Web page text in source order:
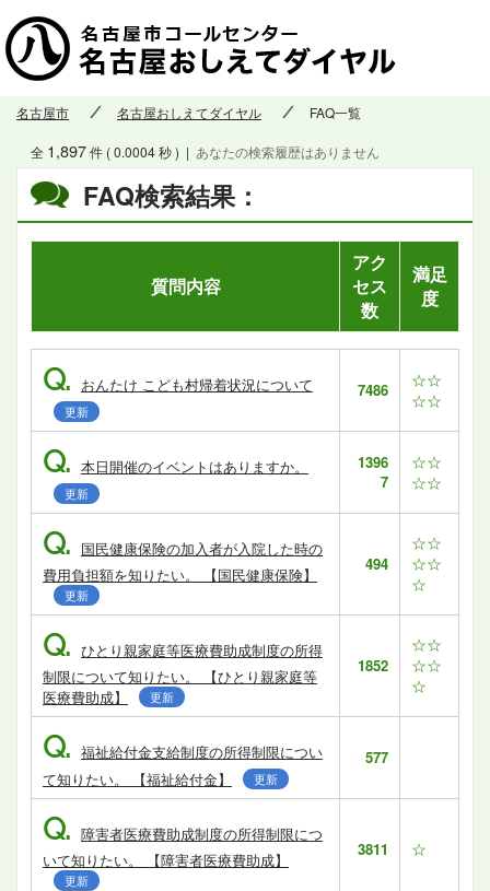
名古屋市 名古屋おしえてダイヤル FAQ一覧
FAQ検索結果：
全 1,897件 ( 0.0004 秒 ) | あなたの検索履歴はありません
質問内容
アク
セス
数
満足
度
Q. おんたけ こども村帰着状況について
更新
7486
☆☆
☆☆
Q. 本日開催のイベントはありますか。
更新
1396
7
☆☆
☆☆
Q. 国民健康保険の加入者が入院した時の
費用負担額を知りたい。 【国民健康保険】
更新
494
☆☆
☆☆
☆
Q. ひとり親家庭等医療費助成制度の所得
制限について知りたい。 【ひとり親家庭等
医療費助成】
更新
1852
☆☆
☆☆
☆
Q. 福祉給付金支給制度の所得制限につい
て知りたい。 【福祉給付金】
更新
577
Q. 障害者医療費助成制度の所得制限につ
いて知りたい。 【障害者医療費助成】
更新
3811 ☆